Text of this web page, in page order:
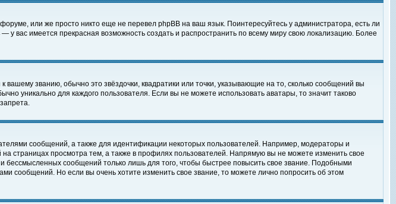
или же просто никто еще не перевел phpBB на ваш язык. Поинтересуйтесь у администратора, есть ли
у вас имеется прекрасная возможность создать и распространить по всему миру свою локализацию. Более
званию, обычно это звёздочки, квадратики или точки, указывающие на то, сколько сообщений вы
уникально для каждого пользователя. Если вы не можете использовать аватары, то значит таково
сообщений, а также для идентификации некоторых пользователей. Например, модераторы и
страницах просмотра тем, а также в профилях пользователей. Напрямую вы не можете изменить свое
бессмысленных сообщений только лишь для того, чтобы быстрее повысить свое звание. Подобными
сообщений. Но если вы очень хотите изменить свое звание, то можете лично попросить об этом